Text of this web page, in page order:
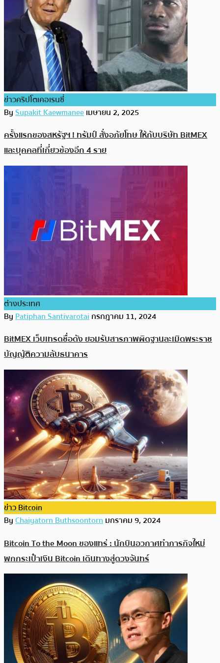
ข่าวคริปโตเคอเรนซี่
BySupakit Kaewmaneeเมษายน 2, 2025
ครั้งแรกของสหรัฐฯ ! ทรัมป์ สั่งอภัยโทษ ให้กับบริษัท BitMEX
และบุคคลที่เกี่ยวข้องอีก 4 ราย
ต่างประเทศ
ByPatiphan Santivarotaiกรกฎาคม 11, 2024
BitMEX เว็บเทรดชื่อดัง ยอมรับสารภาพผิดฐานละเมิดพระราช
บัญญัติความลับธนาคาร
ข่าว Bitcoin
ByChaiyatorn Buthsoontornมกราคม 9, 2024
Bitcoin To the Moon ของแทร่ : นักบินอวกาศทำภารกิจใหม่
พกกระเป๋าเงิน Bitcoin เดินทางสู่ดวงจันทร์